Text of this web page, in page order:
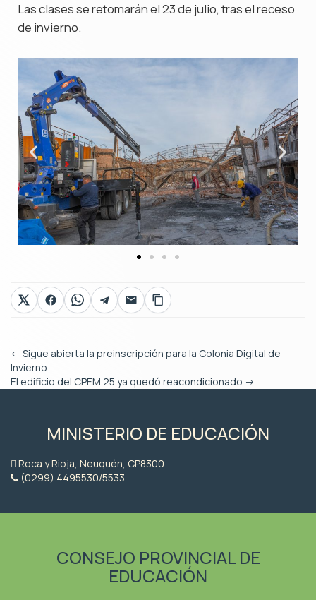
Las clases se retomarán el 23 de julio, tras el receso
de invierno.
← Sigue abierta la preinscripción para la Colonia Digital de
Invierno
El edificio del CPEM 25 ya quedó reacondicionado →
MINISTERIO DE EDUCACIÓN
Roca y Rioja, Neuquén, CP8300
(0299) 4495530/5533
CONSEJO PROVINCIAL DE
EDUCACIÓN